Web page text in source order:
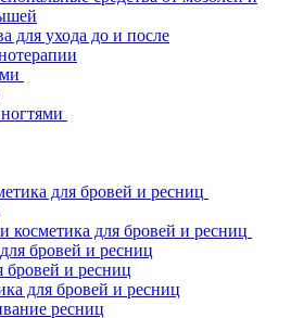
для ухода до и после
для бровей и ресниц
косметика для бровей и ресниц
бровей и ресниц
бровей и ресниц
для бровей и ресниц
ресниц